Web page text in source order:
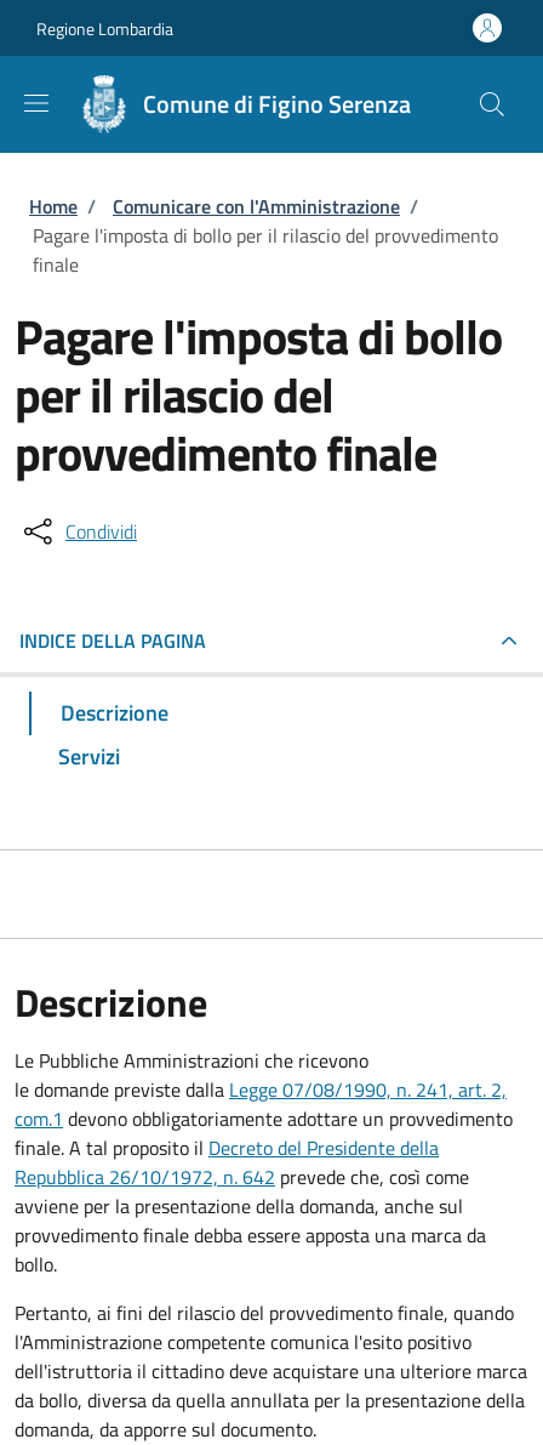
Regione Lombardia
Comune di Figino Serenza
Briciole di pane
Home / Comunicare con l'Amministrazione /
Pagare l'imposta di bollo per il rilascio del provvedimento
finale
Pagare l'imposta di bollo
per il rilascio del
provvedimento finale
Condividi
INDICE DELLA PAGINA
Descrizione
Servizi
Descrizione
Le Pubbliche Amministrazioni che ricevono
le domande previste dalla Legge 07/08/1990, n. 241, art. 2,
com.1 devono obbligatoriamente adottare un provvedimento
finale. A tal proposito il Decreto del Presidente della
Repubblica 26/10/1972, n. 642 prevede che, così come
avviene per la presentazione della domanda, anche sul
provvedimento finale debba essere apposta una marca da
bollo.
Pertanto, ai fini del rilascio del provvedimento finale, quando
l'Amministrazione competente comunica l'esito positivo
dell'istruttoria il cittadino deve acquistare una ulteriore marca
da bollo, diversa da quella annullata per la presentazione della
domanda, da apporre sul documento.